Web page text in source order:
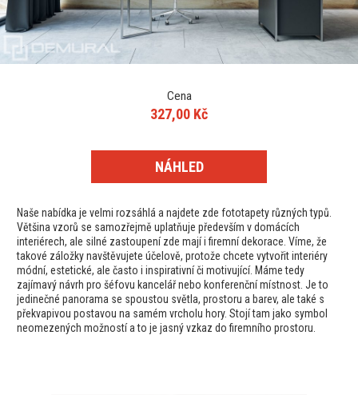
Cena
327,00 Kč
NÁHLED
Naše nabídka je velmi rozsáhlá a najdete zde fototapety různých typů.
Většina vzorů se samozřejmě uplatňuje především v domácích
interiérech, ale silné zastoupení zde mají i firemní dekorace. Víme, že
takové záložky navštěvujete účelově, protože chcete vytvořit interiéry
módní, estetické, ale často i inspirativní či motivující. Máme tedy
zajímavý návrh pro šéfovu kancelář nebo konferenční místnost. Je to
jedinečné panorama se spoustou světla, prostoru a barev, ale také s
překvapivou postavou na samém vrcholu hory. Stojí tam jako symbol
neomezených možností a to je jasný vzkaz do firemního prostoru.